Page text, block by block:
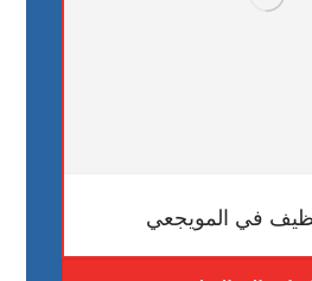
في المويجعي